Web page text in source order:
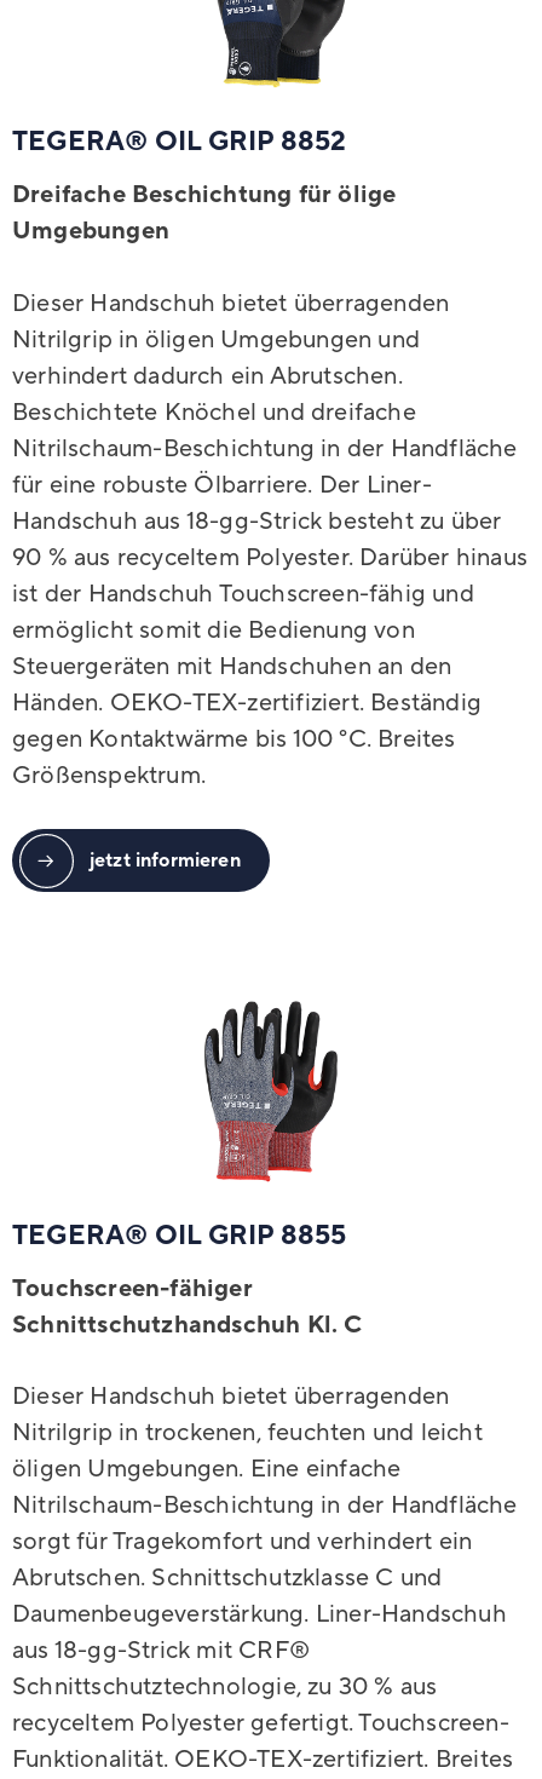
TEGERA® OIL GRIP 8852
Dreifache Beschichtung für ölige
Umgebungen
Dieser Handschuh bietet überragenden
Nitrilgrip in öligen Umgebungen und
verhindert dadurch ein Abrutschen.
Beschichtete Knöchel und dreifache
Nitrilschaum-Beschichtung in der Handfläche
für eine robuste Ölbarriere. Der Liner-
Handschuh aus 18-gg-Strick besteht zu über
90 % aus recyceltem Polyester. Darüber hinaus
ist der Handschuh Touchscreen-fähig und
ermöglicht somit die Bedienung von
Steuergeräten mit Handschuhen an den
Händen. OEKO-TEX-zertifiziert. Beständig
gegen Kontaktwärme bis 100 °C. Breites
Größenspektrum.
jetzt informieren
TEGERA® OIL GRIP 8855
Touchscreen-fähiger
Schnittschutzhandschuh Kl. C
Dieser Handschuh bietet überragenden
Nitrilgrip in trockenen, feuchten und leicht
öligen Umgebungen. Eine einfache
Nitrilschaum-Beschichtung in der Handfläche
sorgt für Tragekomfort und verhindert ein
Abrutschen. Schnittschutzklasse C und
Daumenbeugeverstärkung. Liner-Handschuh
aus 18-gg-Strick mit CRF®
Schnittschutztechnologie, zu 30 % aus
recyceltem Polyester gefertigt. Touchscreen-
Funktionalität. OEKO-TEX-zertifiziert. Breites